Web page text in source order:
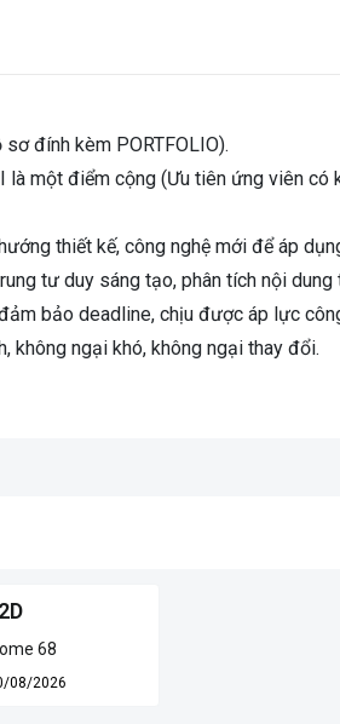
đính kèm PORTFOLIO).
một điểm cộng (Ưu tiên ứng viên có
thiết kế, công nghệ mới để áp
tư duy sáng tạo, phân tích nội
bảo deadline, chịu được áp lực
không ngại khó, không ngại thay đổi.
68
08/2026